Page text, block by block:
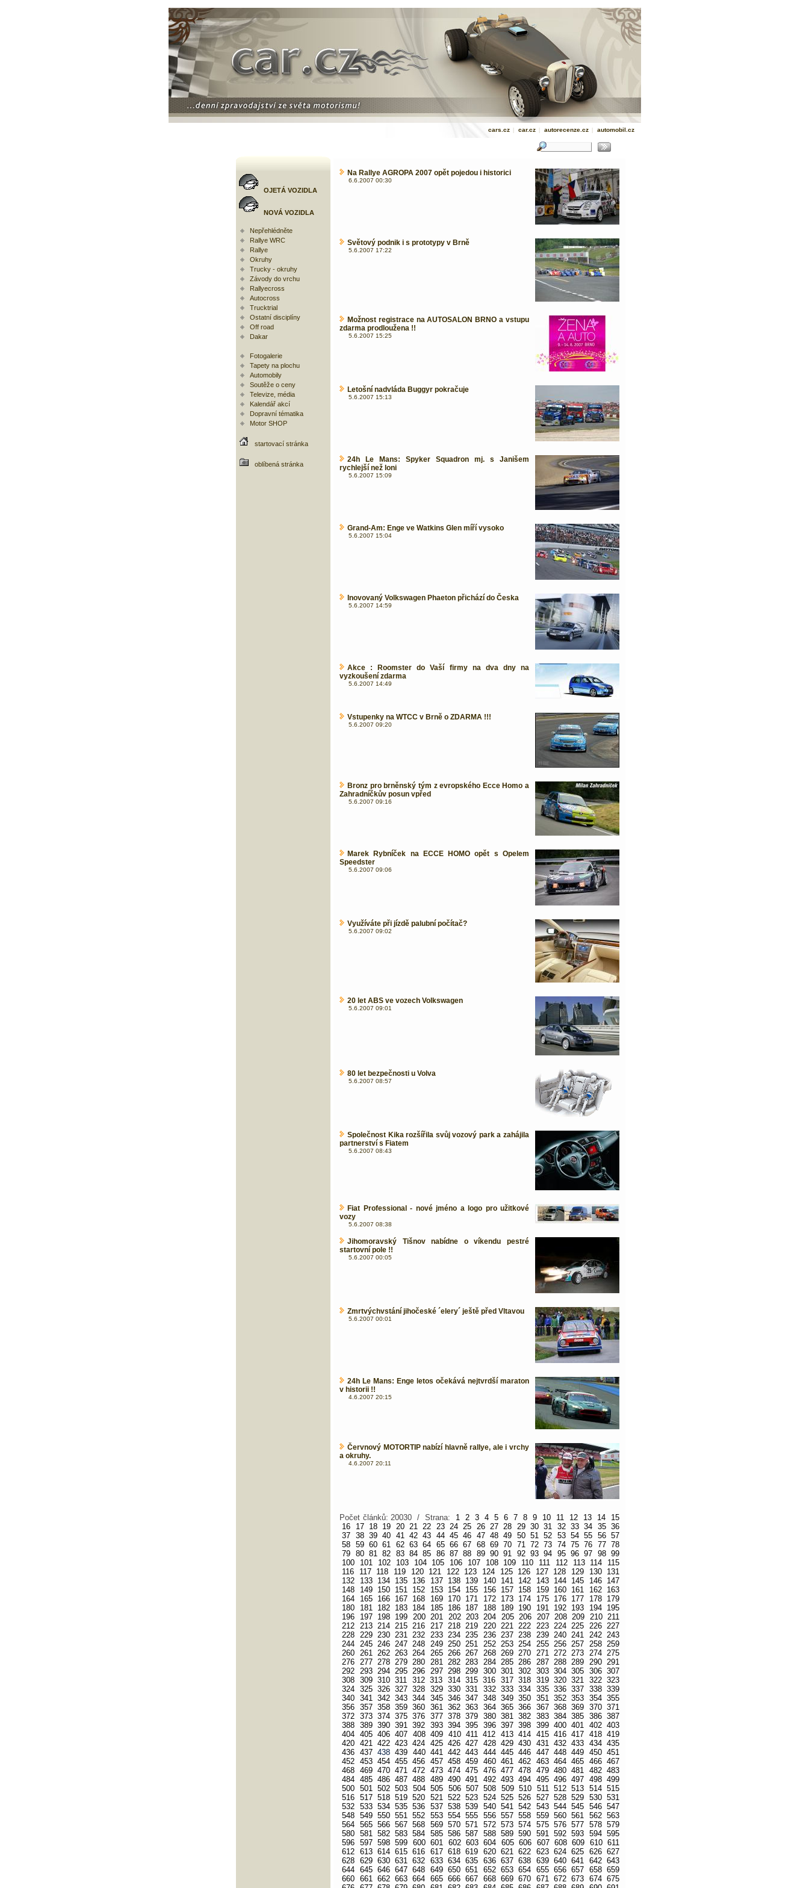
cars.cz | car.cz | autorecenze.cz | automobil.cz
OJETÁ VOZIDLA
NOVÁ VOZIDLA
Nepřehlédněte
Rallye WRC
Rallye
Okruhy
Trucky - okruhy
Závody do vrchu
Rallyecross
Autocross
Trucktrial
Ostatní disciplíny
Off road
Dakar
Fotogalerie
Tapety na plochu
Automobily
Soutěže o ceny
Televize, média
Kalendář akcí
Dopravní tématika
Motor SHOP
startovací stránka
oblíbená stránka
Na Rallye AGROPA 2007 opět pojedou i historici
6.6.2007 00:30
Světový podnik i s prototypy v Brně
5.6.2007 17:22
Možnost registrace na AUTOSALON BRNO a vstupu
zdarma prodloužena !!
5.6.2007 15:25
Letošní nadvláda Buggyr pokračuje
5.6.2007 15:13
24h Le Mans: Spyker Squadron mj. s Janišem
rychlejší než loni
5.6.2007 15:09
Grand-Am: Enge ve Watkins Glen míří vysoko
5.6.2007 15:04
Inovovaný Volkswagen Phaeton přichází do Česka
5.6.2007 14:59
Akce : Roomster do Vaší firmy na dva dny na
vyzkoušení zdarma
5.6.2007 14:49
Vstupenky na WTCC v Brně o ZDARMA !!!
5.6.2007 09:20
Bronz pro brněnský tým z evropského Ecce Homo a
Zahradníčkův posun vpřed
5.6.2007 09:16
Marek Rybníček na ECCE HOMO opět s Opelem
Speedster
5.6.2007 09:06
Využíváte při jízdě palubní počítač?
5.6.2007 09:02
20 let ABS ve vozech Volkswagen
5.6.2007 09:01
80 let bezpečnosti u Volva
5.6.2007 08:57
Společnost Kika rozšířila svůj vozový park a zahájila
partnerství s Fiatem
5.6.2007 08:43
Fiat Professional - nové jméno a logo pro užitkové
vozy
5.6.2007 08:38
Jihomoravský Tišnov nabídne o víkendu pestré
startovní pole !!
5.6.2007 00:05
Zmrtvýchvstání jihočeské ´elery´ ještě před Vltavou
5.6.2007 00:01
24h Le Mans: Enge letos očekává nejtvrdší maraton
v historii !!
4.6.2007 20:15
Červnový MOTORTIP nabízí hlavně rallye, ale i vrchy
a okruhy.
4.6.2007 20:11
Počet článků: 20030 / Strana: 1 2 3 4 5 6 7 8 9 10 11 12 13 14
15
16
17 18 19 20 21 22 23 24 25 26 27 28 29 30 31 32 33 34 35 36
37 38 39 40 41 42 43 44 45 46 47 48 49 50 51 52 53 54 55 56 57
58 59 60 61 62 63 64 65 66 67 68 69 70 71 72 73 74 75 76 77 78
79 80 81 82 83 84 85 86 87 88 89 90 91 92 93 94 95 96 97 98 99
100
101 102 103 104 105 106 107 108 109 110 111 112 113 114
115
116
117 118 119 120 121 122 123 124 125 126 127 128 129 130
131
132
133 134 135 136 137 138 139 140 141 142 143 144 145 146
147
148
149 150 151 152 153 154 155 156 157 158 159 160 161 162
163
164
165 166 167 168 169 170 171 172 173 174 175 176 177 178
179
180
181 182 183 184 185 186 187 188 189 190 191 192 193 194
195
196
197 198 199 200 201 202 203 204 205 206 207 208 209 210 211
212 213 214 215 216 217 218 219 220 221 222 223 224 225 226 227
228 229 230 231 232 233 234 235 236 237 238 239 240 241 242 243
244 245 246 247 248 249 250 251 252 253 254 255 256 257 258 259
260 261 262 263 264 265 266 267 268 269 270 271 272 273 274 275
276 277 278 279 280 281 282 283 284 285 286 287 288 289 290 291
292 293 294 295 296 297 298 299 300 301 302 303 304 305 306 307
308 309 310 311 312 313 314 315 316 317 318 319 320 321 322 323
324 325 326 327 328 329 330 331 332 333 334 335 336 337 338 339
340 341 342 343 344 345 346 347 348 349 350 351 352 353 354 355
356 357 358 359 360 361 362 363 364 365 366 367 368 369 370 371
372 373 374 375 376 377 378 379 380 381 382 383 384 385 386 387
388 389 390 391 392 393 394 395 396 397 398 399 400 401 402 403
404 405 406 407 408 409 410 411 412 413 414 415 416 417 418 419
420 421 422 423 424 425 426 427 428 429 430 431 432 433 434 435
436 437 438 439 440 441 442 443 444 445 446 447 448 449 450 451
452 453 454 455 456 457 458 459 460 461 462 463 464 465 466 467
468 469 470 471 472 473 474 475 476 477 478 479 480 481 482 483
484 485 486 487 488 489 490 491 492 493 494 495 496 497 498 499
500 501 502 503 504 505 506 507 508 509 510 511 512 513 514 515
516 517 518 519 520 521 522 523 524 525 526 527 528 529 530 531
532 533 534 535 536 537 538 539 540 541 542 543 544 545 546 547
548 549 550 551 552 553 554 555 556 557 558 559 560 561 562 563
564 565 566 567 568 569 570 571 572 573 574 575 576 577 578 579
580 581 582 583 584 585 586 587 588 589 590 591 592 593 594 595
596 597 598 599 600 601 602 603 604 605 606 607 608 609 610 611
612 613 614 615 616 617 618 619 620 621 622 623 624 625 626 627
628 629 630 631 632 633 634 635 636 637 638 639 640 641 642 643
644 645 646 647 648 649 650 651 652 653 654 655 656 657 658 659
660 661 662 663 664 665 666 667 668 669 670 671 672 673 674 675